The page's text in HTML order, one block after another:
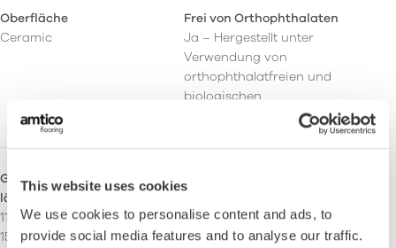
This website uses cookies
We use cookies to personalise content and ads, to
provide social media features and to analyse our traffic.
Oberfläche
Ceramic
Frei von Orthophthalaten
Ja – Hergestellt unter
Verwendung von
orthophthalatfreien und
biologischen
Größen - Maserungsverlauf
längs
114.3 x 914.4 mm
152,4 x 914,4 mm
verlegt werden.